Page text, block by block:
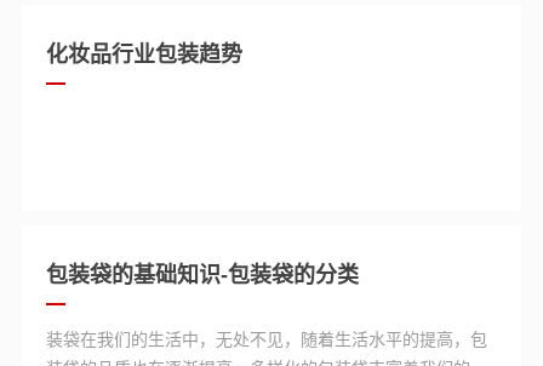
化妆品行业包装趋势
包装袋的基础知识-包装袋的分类
装袋在我们的生活中，无处不见，随着生活水平的提高，包